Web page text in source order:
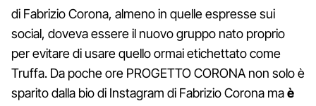
di Fabrizio Corona, almeno in quelle espresse sui
social, doveva essere il nuovo gruppo nato proprio
per evitare di usare quello ormai etichettato come
Truffa. Da poche ore PROGETTO CORONA non solo è
sparito dalla bio di Instagram di Fabrizio Corona maè